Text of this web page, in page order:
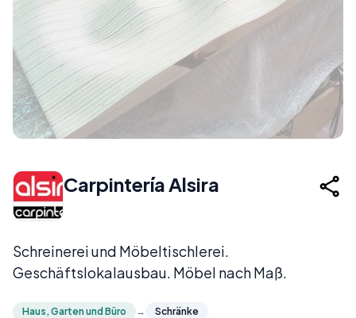
Carpintería Alsira
Schreinerei und Möbeltischlerei.
Geschäftslokalausbau. Möbel nach Maß.
Haus, Garten und Büro →
Schränke